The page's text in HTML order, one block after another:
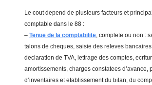
Le cout depend de plusieurs facteurs et
comptable dans le 88 :
– Tenue de la comptabilite, complete ou non :
talons de cheques, saisie des releves
declaration de TVA, lettrage des comptes,
amortissements, charges constatees
d’inventaires et etablissement du bilan, du